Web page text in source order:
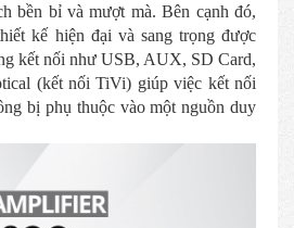
bền bỉ và mượt mà. Bên cạnh đó,
kế hiện đại và sang trọng được
kết nối như USB, AUX, SD Card,
(kết nối TiVi) giúp việc kết nối
bị phụ thuộc vào một nguồn duy